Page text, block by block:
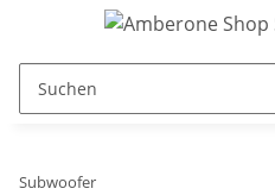
Subwoofer